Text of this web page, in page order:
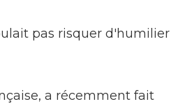
pas risquer d'humilier
a récemment fait